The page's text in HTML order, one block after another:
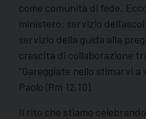
come comunità di fede.
ministero: servizio
servizio della guida alla
crescita di collaborazione
“Gareggiate nello stimarvi a
Paolo (Rm 12,10).
Il rito che stiamo